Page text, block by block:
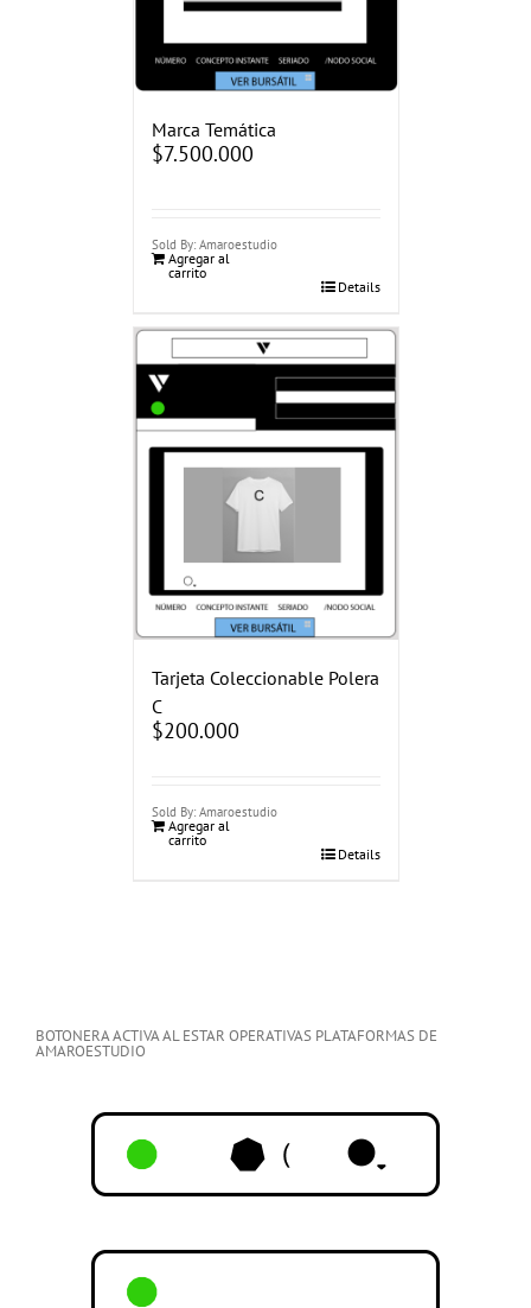
Marca Temática
$7.500.000
Sold By: Amaroestudio
Agregar al
carrito
Details
Tarjeta Coleccionable Polera
C
$200.000
Sold By: Amaroestudio
Agregar al
carrito
Details
BOTONERA ACTIVA AL ESTAR OPERATIVAS PLATAFORMAS DE
AMAROESTUDIO